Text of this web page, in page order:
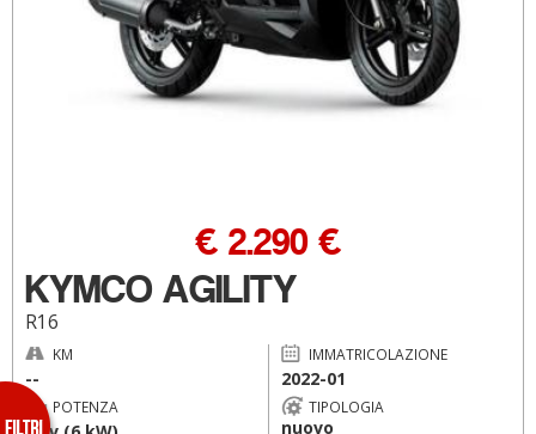
KYMCO AGILITY
R16
€ 2.290 €
KM
--
IMMATRICOLAZIONE
2022-01
POTENZA TIPOLOGIA
nuovo